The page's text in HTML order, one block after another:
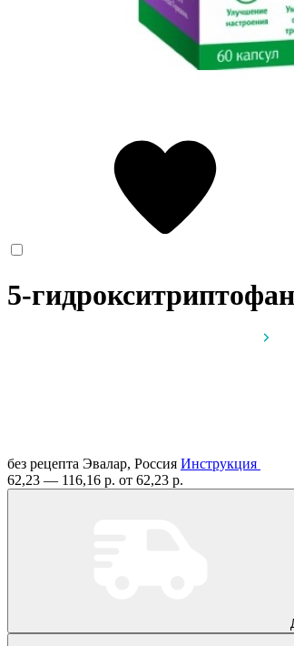
5-
без рецепта Эвалар, Россия Инструкция
62,23 — 116,16 р. от 62,23 р.